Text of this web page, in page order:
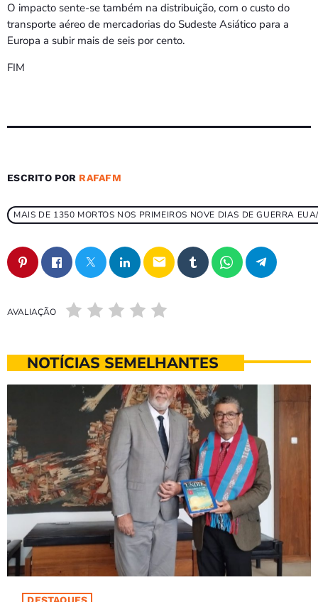
O impacto sente-se também na distribuição, com o custo do
transporte aéreo de mercadorias do Sudeste Asiático para a
Europa a subir mais de seis por cento.
FIM
ESCRITO POR RAFAFM
MAIS DE 1350 MORTOS NOS PRIMEIROS NOVE DIAS DE GUERRA
email
AVALIAÇÃO
NOTÍCIAS SEMELHANTES